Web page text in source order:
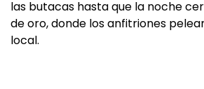
las butacas hasta que la noche
de oro, donde los anfitriones
local.